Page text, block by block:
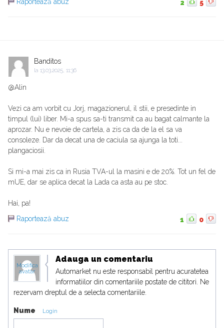
Raportează abuz
2 5
Banditos
la 13.03.2025, 11:36
@Alin
Vezi ca am vorbit cu Jorj, magazionerul, il stii, e presedinte in
timpul (lui) liber. Mi-a spus sa-ti transmit ca au bagat calmante la
aprozar. Nu e nevoie de cartela, a zis ca da de la el sa va
consoleze. Dar da decat una de caciula sa ajunga la toti...
plangaciosii.
Si mi-a mai zis ca in Rusia TVA-ul la masini e de 20%. Tot un fel de
mUE, dar se aplica decat la Lada ca asta au pe stoc.
Hai, pa!
Raportează abuz
1 0
Modifica
avatar
Adauga un comentariu
Automarket nu este responsabil pentru acuratetea
informatiilor din comentariile postate de cititori. Ne
rezervam dreptul de a selecta comentariile.
Nume Login